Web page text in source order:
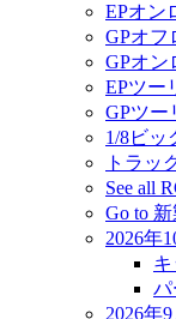
EPオン
GPオフ
GPオン
EPツー
GPツー
1/8ビッ
トラッ
See all
Go to
2026年
キ
パ
2026年